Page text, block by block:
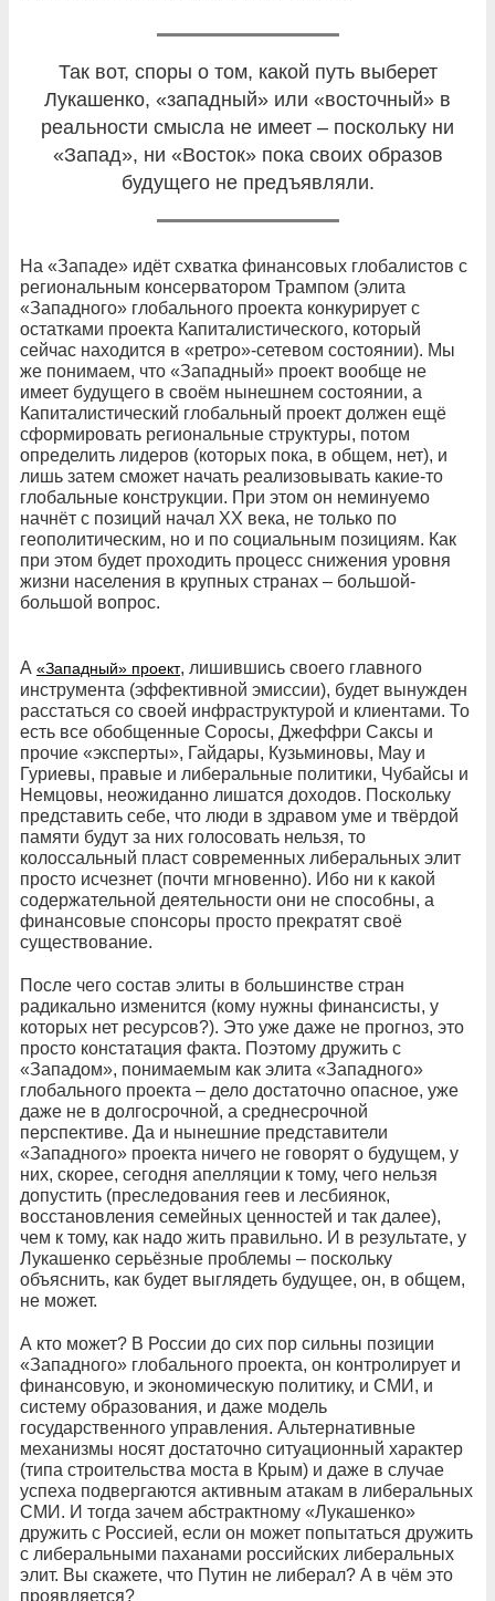
Так вот, споры о том, какой путь выберет
Лукашенко, «западный» или «восточный» в
реальности смысла не имеет – поскольку ни
«Запад», ни «Восток» пока своих образов
будущего не предъявляли.
На «Западе» идёт схватка финансовых глобалистов с
региональным консерватором Трампом (элита
«Западного» глобального проекта конкурирует с
остатками проекта Капиталистического, который
сейчас находится в «ретро»-сетевом состоянии). Мы
же понимаем, что «Западный» проект вообще не
имеет будущего в своём нынешнем состоянии, а
Капиталистический глобальный проект должен ещё
сформировать региональные структуры, потом
определить лидеров (которых пока, в общем, нет), и
лишь затем сможет начать реализовывать какие-то
глобальные конструкции. При этом он неминуемо
начнёт с позиций начал ХХ века, не только по
геополитическим, но и по социальным позициям. Как
при этом будет проходить процесс снижения уровня
жизни населения в крупных странах – большой-
большой вопрос.
А «Западный» проект, лишившись своего главного
инструмента (эффективной эмиссии), будет вынужден
расстаться со своей инфраструктурой и клиентами. То
есть все обобщенные Соросы, Джеффри Саксы и
прочие «эксперты», Гайдары, Кузьминовы, Мау и
Гуриевы, правые и либеральные политики, Чубайсы и
Немцовы, неожиданно лишатся доходов. Поскольку
представить себе, что люди в здравом уме и твёрдой
памяти будут за них голосовать нельзя, то
колоссальный пласт современных либеральных элит
просто исчезнет (почти мгновенно). Ибо ни к какой
содержательной деятельности они не способны, а
финансовые спонсоры просто прекратят своё
существование.
После чего состав элиты в большинстве стран
радикально изменится (кому нужны финансисты, у
которых нет ресурсов?). Это уже даже не прогноз, это
просто констатация факта. Поэтому дружить с
«Западом», понимаемым как элита «Западного»
глобального проекта – дело достаточно опасное, уже
даже не в долгосрочной, а среднесрочной
перспективе. Да и нынешние представители
«Западного» проекта ничего не говорят о будущем, у
них, скорее, сегодня апелляции к тому, чего нельзя
допустить (преследования геев и лесбиянок,
восстановления семейных ценностей и так далее),
чем к тому, как надо жить правильно. И в результате, у
Лукашенко серьёзные проблемы – поскольку
объяснить, как будет выглядеть будущее, он, в общем,
не может.
А кто может? В России до сих пор сильны позиции
«Западного» глобального проекта, он контролирует и
финансовую, и экономическую политику, и СМИ, и
систему образования, и даже модель
государственного управления. Альтернативные
механизмы носят достаточно ситуационный характер
(типа строительства моста в Крым) и даже в случае
успеха подвергаются активным атакам в либеральных
СМИ. И тогда зачем абстрактному «Лукашенко»
дружить с Россией, если он может попытаться дружить
с либеральными паханами российских либеральных
элит. Вы скажете, что Путин не либерал? А в чём это
проявляется?